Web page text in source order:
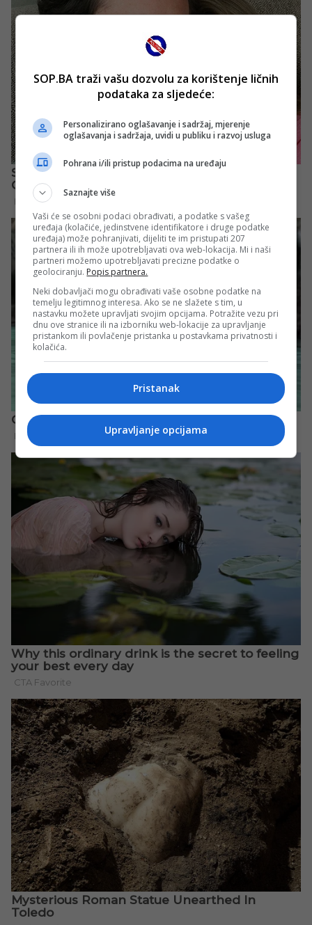
SOP.BA traži vašu dozvolu za korištenje ličnih
podataka za sljedeće:
Personalizirano oglašavanje i sadržaj, mjerenje
oglašavanja i sadržaja, uvidi u publiku i razvoj usluga
Pohrana i/ili pristup podacima na uređaju
Saznajte više
Vaši će se osobni podaci obrađivati, a podatke s vašeg
uređaja (kolačiće, jedinstvene identifikatore i druge podatke
uređaja) može pohranjivati, dijeliti te im pristupati 207
partnera ili ih može upotrebljavati ova web-lokacija. Mi i naši
partneri možemo upotrebljavati precizne podatke o
geolociranju. Popis partnera.
Neki dobavljači mogu obrađivati vaše osobne podatke na
temelju legitimnog interesa. Ako se ne slažete s tim, u
nastavku možete upravljati svojim opcijama. Potražite vezu pri
dnu ove stranice ili na izborniku web-lokacije za upravljanje
pristankom ili povlačenje pristanka u postavkama privatnosti i
kolačića.
Pristanak
Upravljanje opcijama